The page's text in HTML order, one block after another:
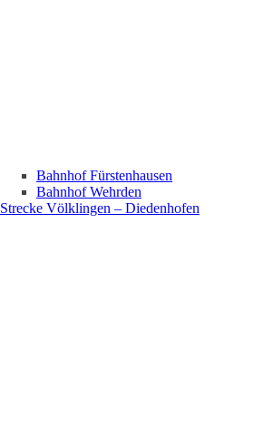
Bahnhof Fürstenhausen
Bahnhof Wehrden
Strecke Völklingen – Diedenhofen